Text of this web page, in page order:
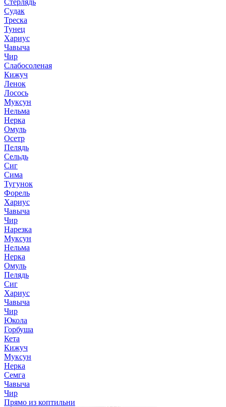
Стерлядь
Судак
Треска
Тунец
Хариус
Чавыча
Чир
Слабосоленая
Кижуч
Ленок
Лосось
Муксун
Нельма
Нерка
Омуль
Осетр
Пелядь
Сельдь
Сиг
Сима
Тугунок
Форель
Хариус
Чавыча
Чир
Нарезка
Муксун
Нельма
Нерка
Омуль
Пелядь
Сиг
Хариус
Чавыча
Чир
Юкола
Горбуша
Кета
Кижуч
Муксун
Нерка
Семга
Чавыча
Чир
Прямо из коптильни